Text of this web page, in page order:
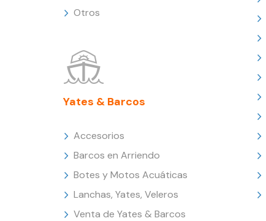
Otros
Yates & Barcos
Accesorios
Barcos en Arriendo
Botes y Motos Acuáticas
Lanchas, Yates, Veleros
Venta de Yates & Barcos